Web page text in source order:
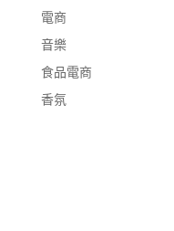
電商
音樂
食品電商
香氛